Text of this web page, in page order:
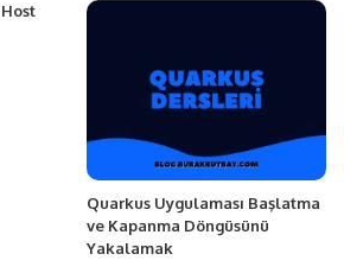
Quarkus Uygulaması Başlatma
ve Kapanma Döngüsünü
Yakalamak